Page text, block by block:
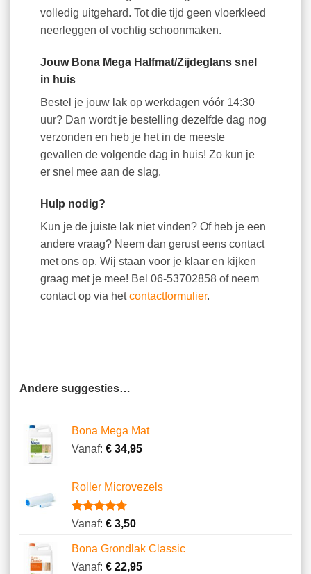
volledig uitgehard. Tot die tijd geen vloerkleed
neerleggen of vochtig schoonmaken.
Jouw Bona Mega Halfmat/Zijdeglans snel
in huis
Bestel je jouw lak op werkdagen vóór 14:30
uur? Dan wordt je bestelling dezelfde dag nog
verzonden en heb je het in de meeste
gevallen de volgende dag in huis! Zo kun je
er snel mee aan de slag.
Hulp nodig?
Kun je de juiste lak niet vinden? Of heb je een
andere vraag? Neem dan gerust eens contact
met ons op. Wij staan voor je klaar en kijken
graag met je mee! Bel 06-53702858 of neem
contact op via hetcontactformulier.
Andere suggesties…
Bona Mega Mat
Vanaf: €34,95
Roller Microvezels
Gewaardeerd
gebaseerd
op
14
klantbeoordelingen
Vanaf: €3,50
Bona Grondlak Classic
Vanaf: €22,95